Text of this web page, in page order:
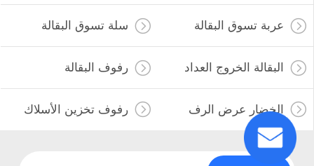
عربة تسوق البقالة سلة تسوق البقالة
البقالة الخروج العداد رفوف البقالة
الخضار عرض الرف رفوف تخزين الأسلاك